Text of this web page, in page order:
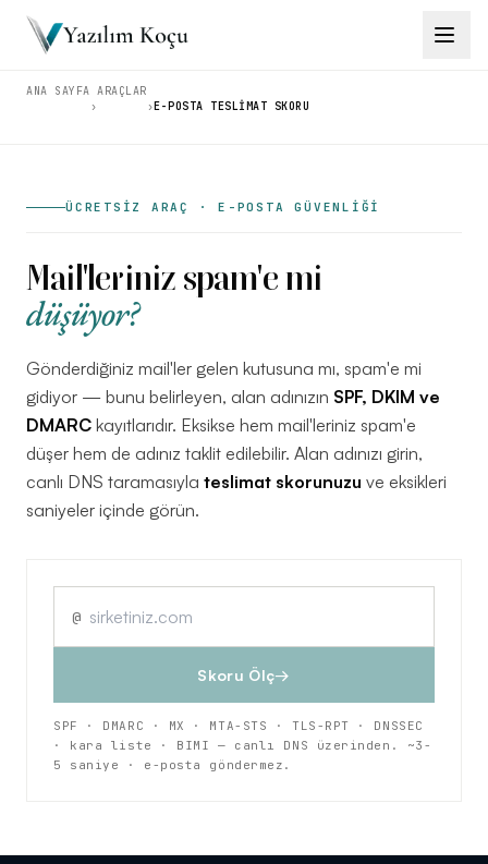
Çözümler
Araçlar
İçgörüler
İletişim
ANA SAYFA
›
ARAÇLAR
›E-POSTA TESLIMAT SKORU
ÜCRETSİZ ARAÇ · E-POSTA GÜVENLİĞİ
Mail'leriniz spam'e mi
düşüyor?
Gönderdiğiniz mail'ler gelen kutusuna mı, spam'e mi
gidiyor — bunu belirleyen, alan adınızın SPF, DKIM ve
DMARC kayıtlarıdır. Eksikse hem mail'leriniz spam'e
düşer hem de adınız taklit edilebilir. Alan adınızı girin,
canlı DNS taramasıyla teslimat skorunuzu ve eksikleri
saniyeler içinde görün.
@
Skoru Ölç→
SPF · DMARC · MX · MTA-STS · TLS-RPT · DNSSEC
· kara liste · BIMI — canlı DNS üzerinden. ~3-
5 saniye · e-posta göndermez.